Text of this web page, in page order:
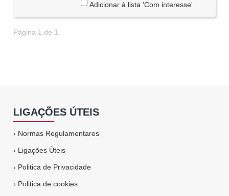
Adicionar à lista 'Com interesse'
Página 1 de 1
LIGAÇÕES ÚTEIS
› Normas Regulamentares
› Ligações Úteis
› Politica de Privacidade
› Politica de cookies